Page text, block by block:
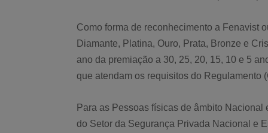
Como forma de reconhecimento a Fenavist
Diamante, Platina, Ouro, Prata, Bronze e
ano da premiação a 30, 25, 20, 15, 10 e 5
que atendam os requisitos do Regulamento
Para as Pessoas físicas de âmbito
do Setor da Segurança Privada Nacional e